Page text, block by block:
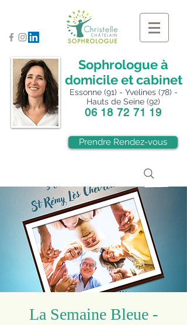
Sophrologue à
domicile et cabinet
Essonne (91) - Yvelines (78) -
Hauts de Seine (92)
06 18 72 71 19
Prendre Rendez-vous
La Semaine Bleue -